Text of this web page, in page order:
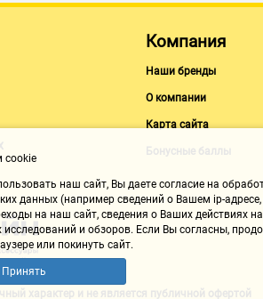
Компания
Наши бренды
О компании
Карта сайта
Бонусные баллы
характер и не является публичной офертой
cookie
наш cайт, Вы даете согласие на
данных (например сведений о Вашем ip-
на наш сайт, сведения о Ваших действиях
исследований и обзоров. Если Вы согласны,
или покинуть сайт.
Принять